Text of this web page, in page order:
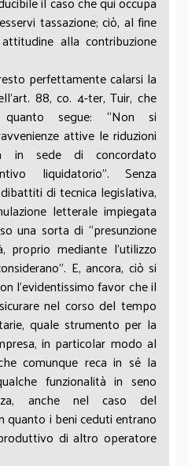
tassazione; ciò, al fine
alla contribuzione
perfettamente calarsi la
88, co. 4-ter, Tuir, che
segue: “Non si
attive le riduzioni
in sede di concordato
liquidatorio”. Senza
di tecnica legislativa,
letterale impiegata
una sorta di “presunzione
proprio mediante l’utilizzo
E, ancora, ciò si
l’evidentissimo favor che il
nel corso del tempo
quale strumento per la
in particolar modo al
comunque reca in sé la
funzionalità in seno
anche nel caso del
quanto i beni ceduti entrano
di altro operatore